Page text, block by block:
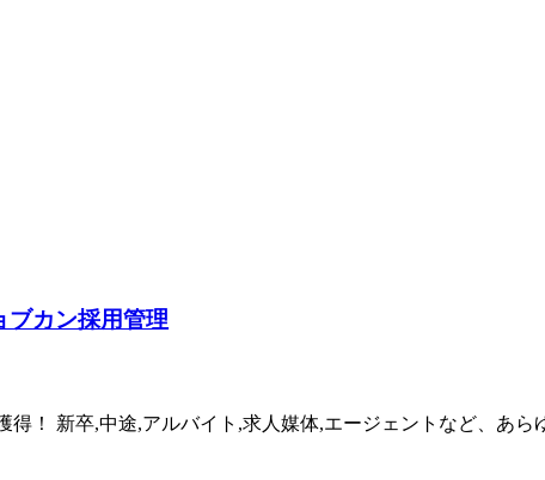
ブカン採用管理
！ 新卒,中途,アルバイト,求人媒体,エージェントなど、あ